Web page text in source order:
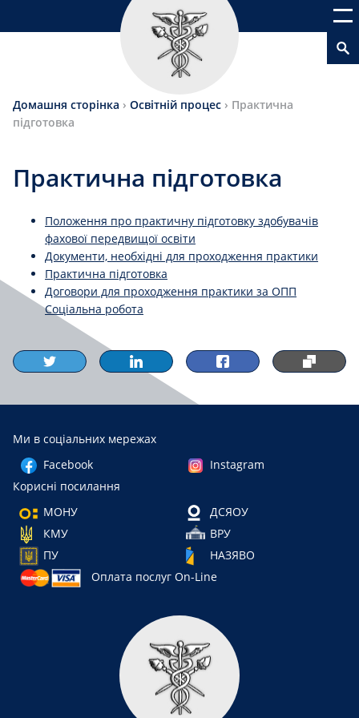
Домашня сторінка › Освітній процес › Практична
підготовка
Практична підготовка
Положення про практичну підготовку здобувачів
фахової передвищої освіти
Документи, необхідні для проходження практики
Практична підготовка
Договори для проходження практики за ОПП
Соціальна робота
Ми в соціальних мережах
Facebook
Instagram
Корисні посилання
МОНУ
ДСЯОУ
КМУ
ВРУ
ПУ
НАЗЯВО
Оплата послуг On-Line